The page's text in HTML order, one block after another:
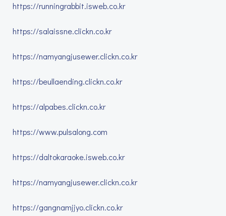
https://runningrabbit.isweb.co.kr
https://salaissne.clickn.co.kr
https://namyangjusewer.clickn.co.kr
https://beullaending.clickn.co.kr
https://alpabes.clickn.co.kr
https://www.pulsalong.com
https://daltokaraoke.isweb.co.kr
https://namyangjusewer.clickn.co.kr
https://gangnamjjyo.clickn.co.kr